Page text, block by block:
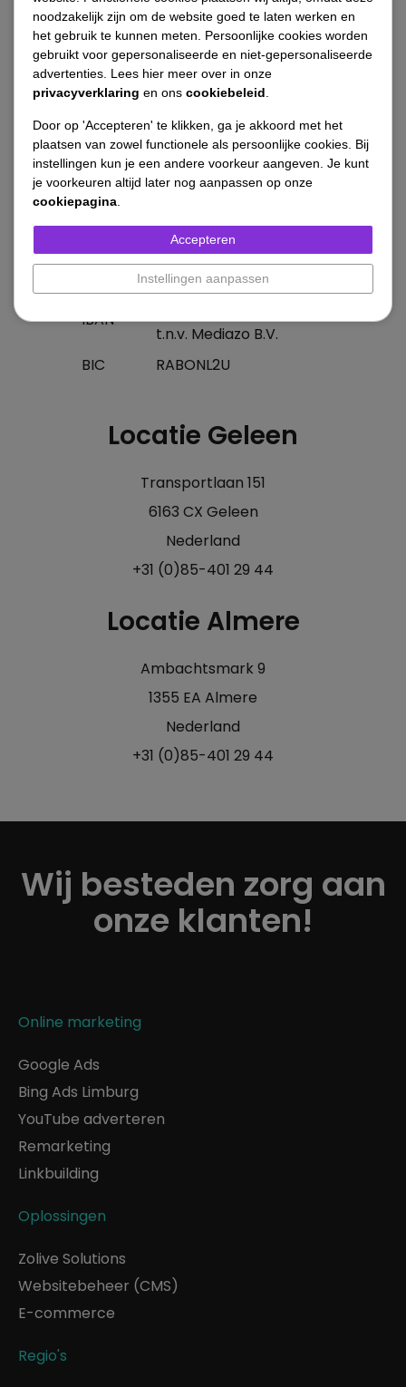
Maandag 25 mei
Tweede Pinksterdag
Vrijdag 25 december
Eerste Kerstdag
Algemene gegevens
14634070
BTW nr.NL80 50 81 288 B01
IBAN
t.n.v. Mediazo B.V.
BIC
RABONL2U
Locatie Geleen
Transportlaan 151
6163 CX Geleen
Nederland
+31 (0)85-401 29 44
Locatie Almere
Ambachtsmark 9
1355 EA Almere
Nederland
+31 (0)85-401 29 44
Wij besteden zorg aan
onze klanten!
Online marketing
Google Ads
Bing Ads Limburg
YouTube adverteren
Remarketing
Linkbuilding
Oplossingen
Zolive Solutions
Websitebeheer (CMS)
E-commerce
Regio's
noodzakelijk zijn om de website goed te laten werken en
het gebruik te kunnen meten. Persoonlijke cookies worden
gebruikt voor gepersonaliseerde en niet-gepersonaliseerde
advertenties. Lees hier meer over in onze
privacyverklaring en ons cookiebeleid
Door op 'Accepteren' te klikken, ga je akkoord met het
plaatsen van zowel functionele als persoonlijke cookies. Bij
instellingen kun je een andere voorkeur aangeven. Je kunt
je voorkeuren altijd later nog aanpassen op onze
cookiepagina
Accepteren
Instellingen aanpassen